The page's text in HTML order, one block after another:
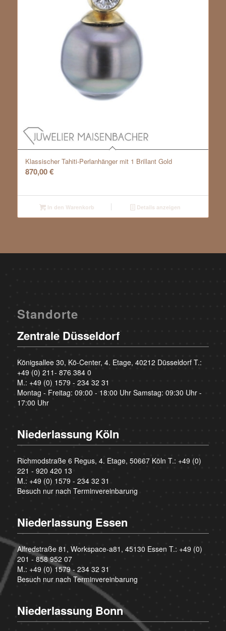
Klassischer Tahiti-Perlanhänger mit 1 Brillant Gold
870,00€
In den Warenkorb Details anzeigen
Standorte
Zentrale Düsseldorf
Königsallee 30, Kö-Center, 4. Etage, 40212 Düsseldorf T.:
+49 (0) 211- 876 384 0
M.: +49 (0) 1579 - 234 32 31
Montag - Freitag: 09:00 - 18:00 Uhr Samstag: 09:30 Uhr -
17:00 Uhr
Niederlassung Köln
Richmodstraße 6 Regus, 4. Etage, 50667 Köln T.: +49 (0)
221 - 920 420 13
M.: +49 (0) 1579 - 234 32 31
Besuch nur nach Terminvereinbarung
Niederlassung Essen
Alfredstraße 81, Workspace-a81, 45130 Essen T.: +49 (0)
201 - 858 952 07
M.: +49 (0) 1579 - 234 32 31
Besuch nur nach Terminvereinbarung
Niederlassung Bonn